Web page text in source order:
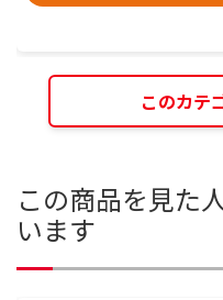
このカテ
この商品を見た
います